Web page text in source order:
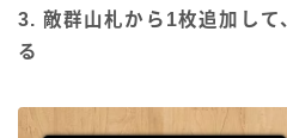
3. 敵群山札から1枚追加して
る